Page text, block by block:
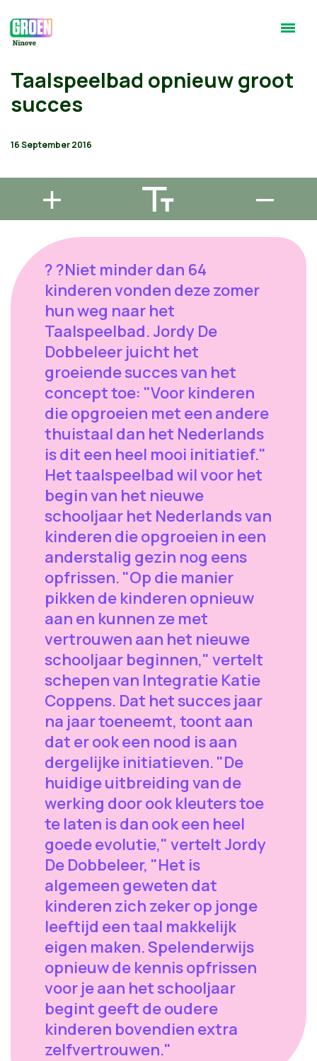
Taalspeelbad opnieuw groot
succes
16 September 2016
? ?Niet minder dan 64
kinderen vonden deze zomer
hun weg naar het
Taalspeelbad. Jordy De
Dobbeleer juicht het
groeiende succes van het
concept toe: "Voor kinderen
die opgroeien met een andere
thuistaal dan het Nederlands
is dit een heel mooi initiatief."
Het taalspeelbad wil voor het
begin van het nieuwe
schooljaar het Nederlands van
kinderen die opgroeien in een
anderstalig gezin nog eens
opfrissen. "Op die manier
pikken de kinderen opnieuw
aan en kunnen ze met
vertrouwen aan het nieuwe
schooljaar beginnen," vertelt
schepen van Integratie Katie
Coppens. Dat het succes jaar
na jaar toeneemt, toont aan
dat er ook een nood is aan
dergelijke initiatieven. "De
huidige uitbreiding van de
werking door ook kleuters toe
te laten is dan ook een heel
goede evolutie," vertelt Jordy
De Dobbeleer, "Het is
algemeen geweten dat
kinderen zich zeker op jonge
leeftijd een taal makkelijk
eigen maken. Spelenderwijs
opnieuw de kennis opfrissen
voor je aan het schooljaar
begint geeft de oudere
kinderen bovendien extra
zelfvertrouwen."